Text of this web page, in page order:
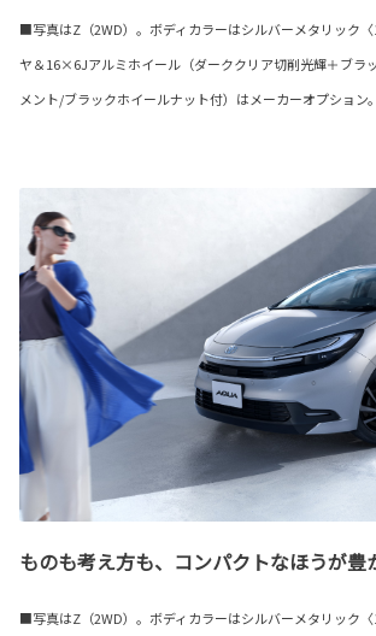
■写真はZ（2WD）。ボディカラーはシルバーメタリック
ヤ＆16×6Jアルミホイール（ダーククリア切削光輝＋ブラ
メント/ブラックホイールナット付）はメーカーオプション。
ものも考え方も、コンパクトなほうが豊
■写真はZ（2WD）。ボディカラーはシルバーメタリック